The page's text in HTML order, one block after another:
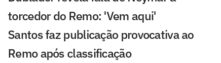
torcedor do Remo: 'Vem aqui'
Santos faz publicação provocativa ao
Remo após classificação